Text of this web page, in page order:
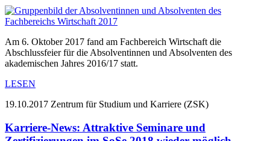
Am 6. Oktober 2017 fand am Fachbereich Wirtschaft die
Abschlussfeier für die Absolventinnen und Absolventen des
akademischen Jahres 2016/17 statt.
LESEN
19.10.2017 Zentrum für Studium und Karriere (ZSK)
Karriere-News: Attraktive Seminare und